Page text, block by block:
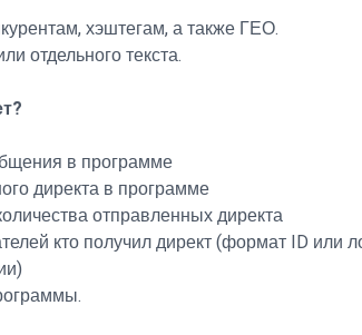
хэштегам, а также ГЕО.
отдельного текста.
в программе
директа в программе
отправленных директа
кто получил директ (формат ID или